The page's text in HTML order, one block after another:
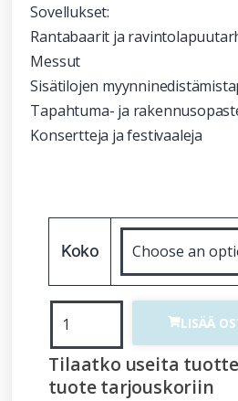
Sovellukset:
Rantabaarit ja
Messut
Sisätilojen
Tapahtuma- ja
Konsertteja ja festivaaleja
Koko
LISÄÄ
Tilaatko useita
tuote tarjouskoriin